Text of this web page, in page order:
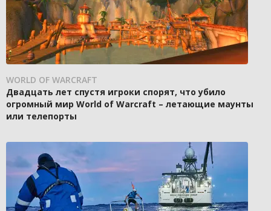
WORLD OF WARCRAFT
Двадцать лет спустя игроки спорят, что убило
огромный мир World of Warcraft – летающие маунты
или телепорты